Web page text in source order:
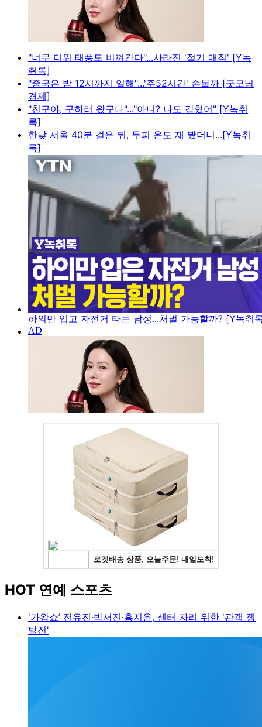
"너무 더워 태풍도 비껴간다"...사라진 '절기 매직' [Y녹
취록]
"중국은 밤 12시까지 일해"...'주52시간' 손볼까 [굿모닝
경제]
"친구야, 구하러 왔구나"..."아니? 나도 갇혔어" [Y녹취
록]
한낮 서울 40분 걸은 뒤, 두피 온도 재 봤더니...[Y녹취
록]
하의만 입고 자전거 타는 남성...처벌 가능할까? [Y녹취
HOT 연예 스포츠
'가왕쇼’ 전유진·박서진·홍지윤, 센터 자리 위한 '관객 쟁
탈전'